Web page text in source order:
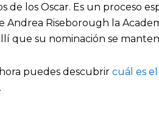
de los Oscar. Es un proceso
Andrea Riseborough la
que su nominación se
puedes descubrircuál es el